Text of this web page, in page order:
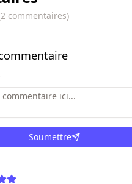
2 commentaires)
Soumettre